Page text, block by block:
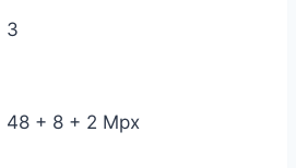
3
48 + 8 + 2 Mpx